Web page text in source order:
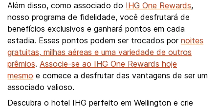
Além disso, como associado do IHG One Rewards,
nosso programa de fidelidade, você desfrutará de
benefícios exclusivos e ganhará pontos em cada
estadia. Esses pontos podem ser trocados por noites
gratuitas, milhas aéreas e uma variedade de outros
prêmios. Associe-se ao IHG One Rewards hoje
mesmo e comece a desfrutar das vantagens de ser um
associado valioso.
Descubra o hotel IHG perfeito em Wellington e crie